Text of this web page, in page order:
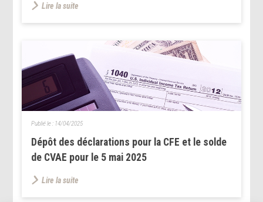
Lire la suite
Dépôt des déclarations pour la CFE et le solde
de CVAE pour le 5 mai 2025
Publié le : 14/04/2025
Lire la suite